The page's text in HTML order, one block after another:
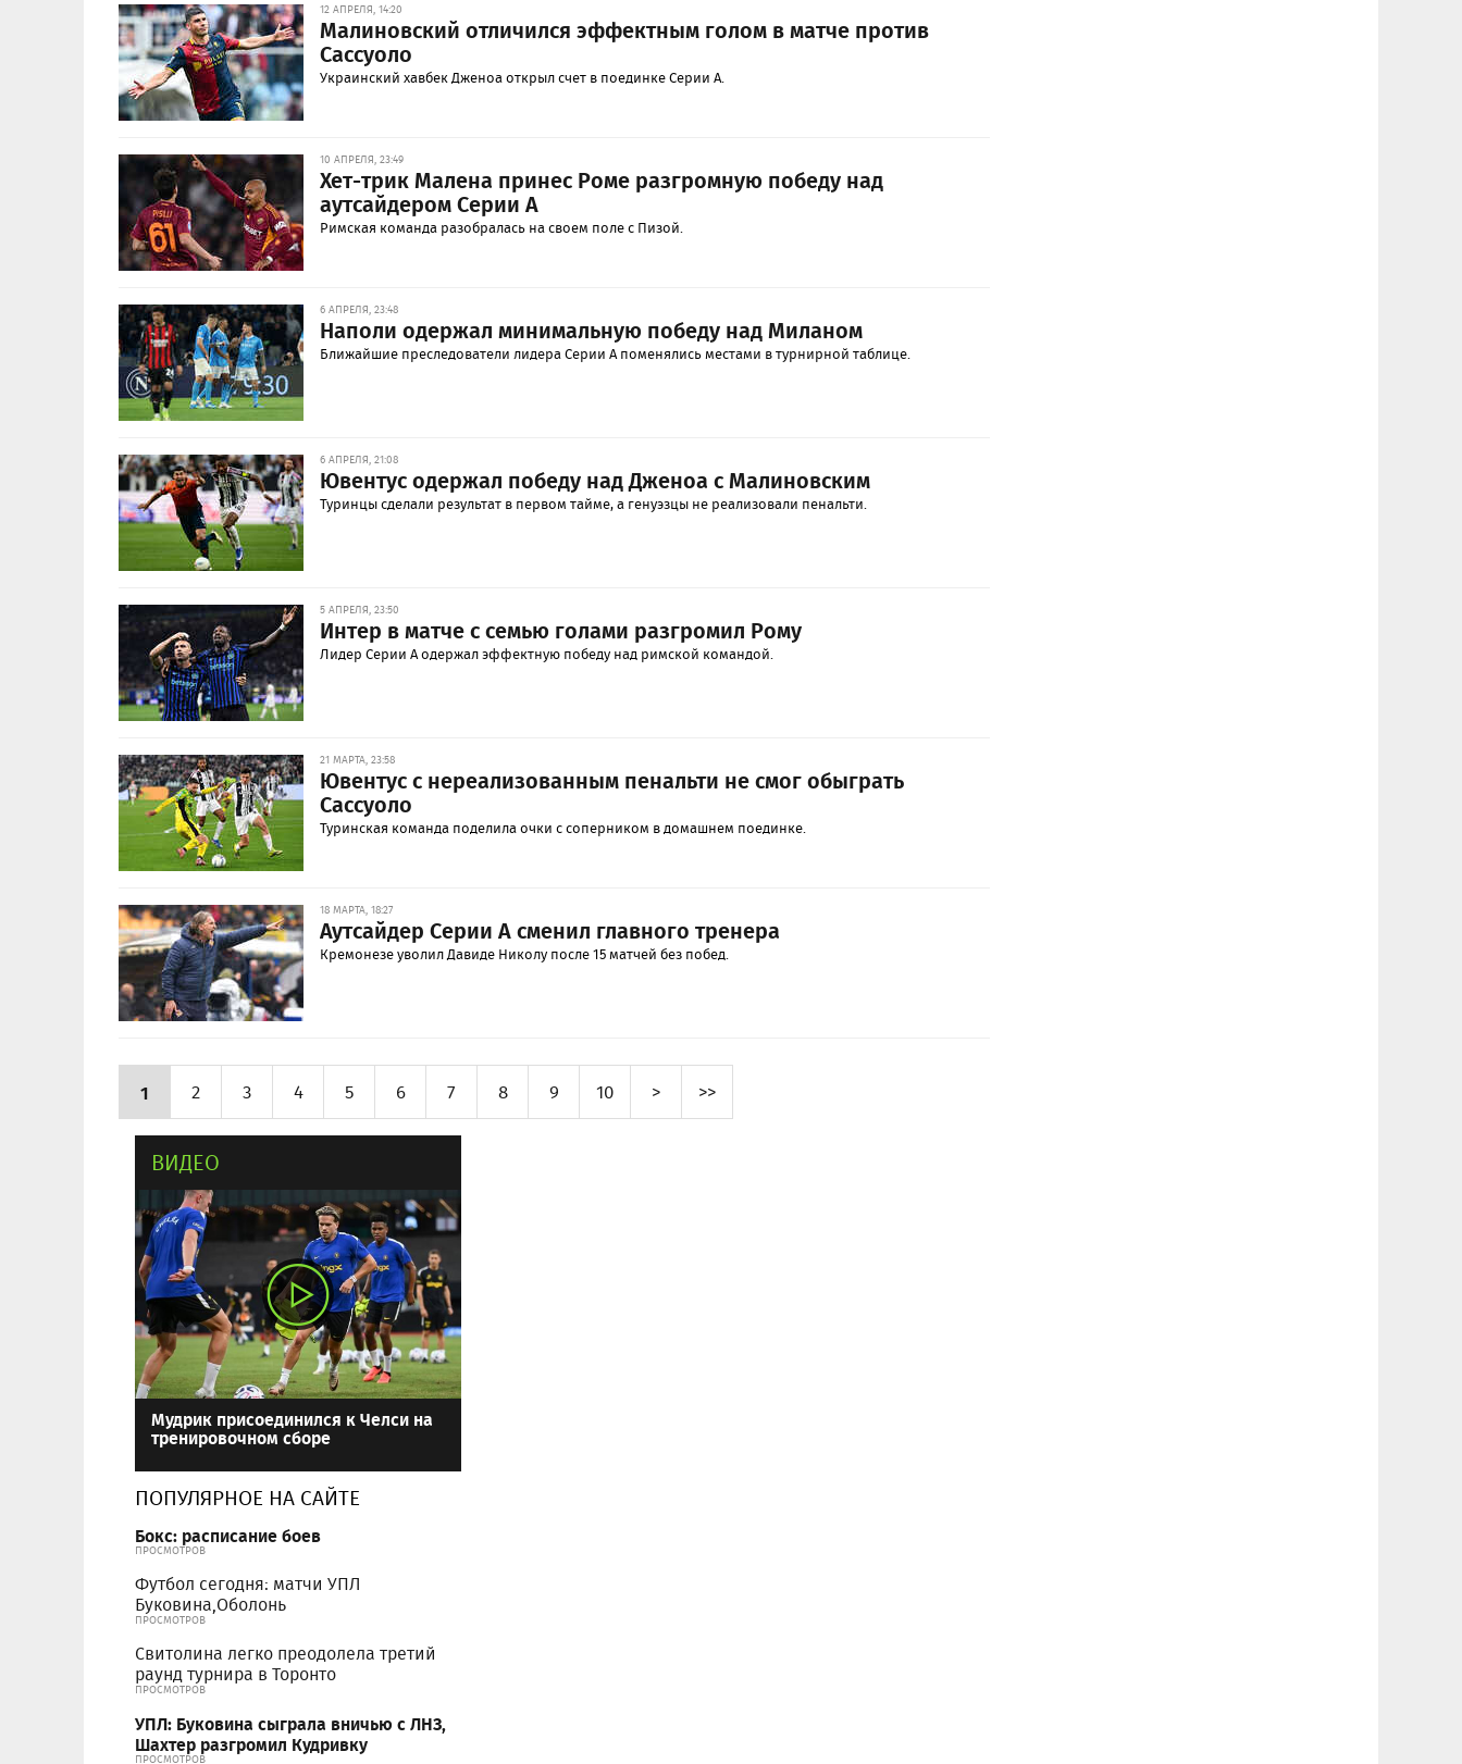
12 АПРЕЛЯ, 14:20
Малиновский отличился эффектным голом в матче против
Сассуоло
Украинский хавбек Дженоа открыл счет в поединке Серии А.
10 АПРЕЛЯ, 23:49
Хет-трик Малена принес Роме разгромную победу над
аутсайдером Серии А
Римская команда разобралась на своем поле с Пизой.
6 АПРЕЛЯ, 23:48
Наполи одержал минимальную победу над Миланом
Ближайшие преследователи лидера Серии А поменялись местами в турнирной таблице.
6 АПРЕЛЯ, 21:08
Ювентус одержал победу над Дженоа с Малиновским
Туринцы сделали результат в первом тайме, а генуэзцы не реализовали пенальти.
5 АПРЕЛЯ, 23:50
Интер в матче с семью голами разгромил Рому
Лидер Серии А одержал эффектную победу над римской командой.
21 МАРТА, 23:58
Ювентус с нереализованным пенальти не смог обыграть
Сассуоло
Туринская команда поделила очки с соперником в домашнем поединке.
18 МАРТА, 18:27
Аутсайдер Серии А сменил главного тренера
Кремонезе уволил Давиде Николу после 15 матчей без побед.
1 2 3 4 5 6 7 8 9 10 > >>
ВИДЕО
Мудрик присоединился к Челси на
тренировочном сборе
ПОПУЛЯРНОЕ НА САЙТЕ
Бокс: расписание боев
ПРОСМОТРОВ
Футбол сегодня: матчи УПЛ
Буковина,Оболонь
ПРОСМОТРОВ
Свитолина легко преодолела третий
раунд турнира в Торонто
ПРОСМОТРОВ
УПЛ: Буковина сыграла вничью с ЛНЗ,
Шахтер разгромил Кудривку
ПРОСМОТРОВ